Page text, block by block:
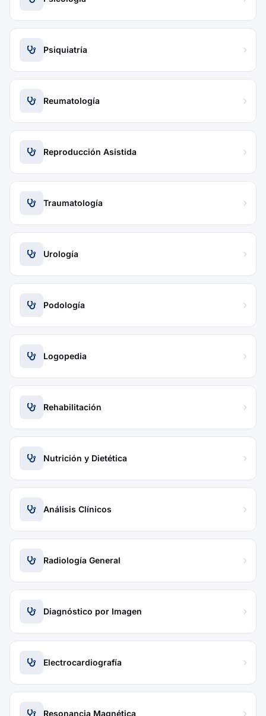
Psiquiatría
Reumatología
Reproducción Asistida
Traumatología
Urología
Podología
Logopedia
Rehabilitación
Nutrición y Dietética
Análisis Clínicos
Radiología General
Diagnóstico por Imagen
Electrocardiografía
Resonancia Magnética